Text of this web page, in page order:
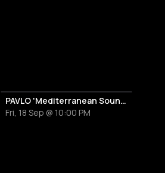
PAVLO 'Mediterranean Sound'
Fri, 18 Sep @ 10:00 PM